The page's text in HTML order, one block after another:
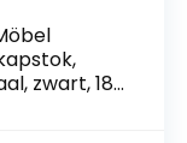
zwart, 18